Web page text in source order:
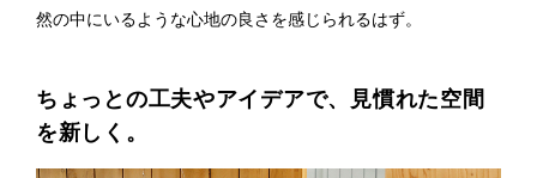
然の中にいるような心地の良さ を感じられるはず。
ちょっとの工夫やアイデアで、見慣れた空間
を新しく。